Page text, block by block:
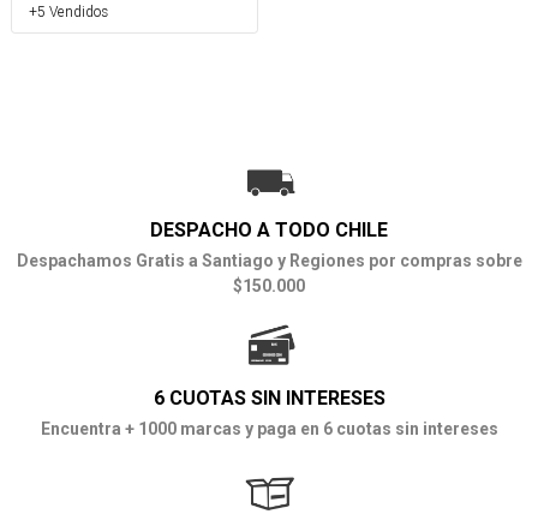
+5 Vendidos
DESPACHO A TODO CHILE
Despachamos Gratis a Santiago y Regiones por compras sobre
$150.000
6 CUOTAS SIN INTERESES
Encuentra + 1000 marcas y paga en 6 cuotas sin intereses